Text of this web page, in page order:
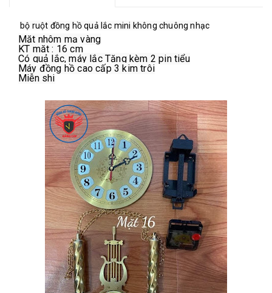
bộ ruột đồng hồ quả lắc mini không chuông nhạc
Mặt nhôm mạ vàng
KT mặt : 16 cm
Có quả lắc, máy lắc Tặng kèm 2 pin tiểu
Máy đồng hồ cao cấp 3 kim trôi
Miễn shi